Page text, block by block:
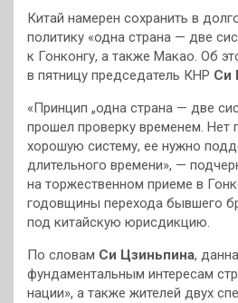
Китай намерен сохранить в
политику «одна страна — две
к Гонконгу, а также Макао. Об
в пятницу председатель КНР Си
«Принцип „одна страна — две
прошел проверку временем. Нет
хорошую систему, ее нужно
длительного времени», —
на торжественном приеме в
годовщины перехода бывшего
под китайскую юрисдикцию.
По словам Си Цзиньпина,
фундаментальным интересам
нации», а также жителей двух